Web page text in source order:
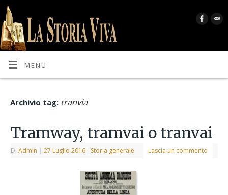
MENU
Archivio tag: tranvia
Tramway, tramvai o tranvai
DiAdmin | 27 Luglio 2016 | Storia generale Lascia un commento